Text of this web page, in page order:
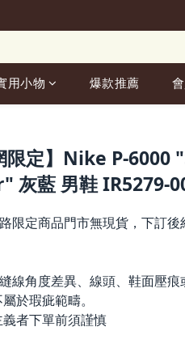
用小物 爆款推薦
限定】Nike P-6000
灰藍 男鞋 IR5279-
限定商品門市無現貨，下訂
線角度差異、線頭、鞋面壓
於瑕疵範疇。
者下單前須謹慎